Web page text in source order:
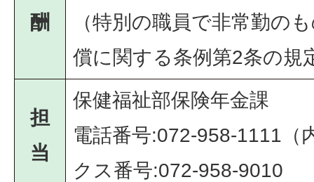
酬
（特別の職員で非常勤の
償に関する条例第2条の規
担
当
保健福祉部保険年金課
電話番号:072-958-1111
クス番号:072-958-9010